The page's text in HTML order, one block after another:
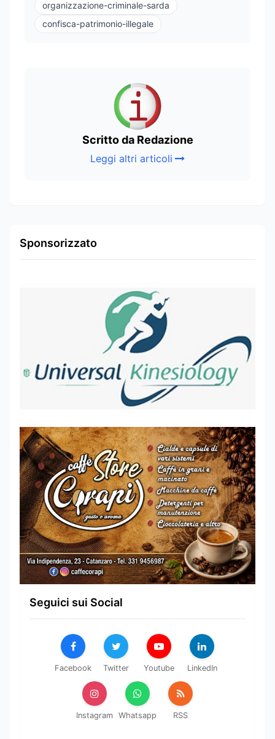
organizzazione-criminale-sarda
confisca-patrimonio-illegale
Scritto da Redazione
Leggi altri articoli
Sponsorizzato
Seguici sui Social
Facebook Twitter Youtube LinkedIn
Instagram Whatsapp RSS